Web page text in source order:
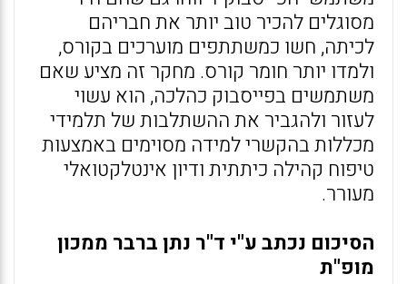
מסוגלים להכיר טוב יותר את חבריהם
לכיתה, חשו כמשתתפים מוערכים בקורס,
ולמדו יותר חומר קורס. מחקר זה מציע שאם
משתמשים בפייסבוק כהלכה, הוא עשוי
לעזור ולהגביר את ההשתלבות של תלמידי
מכללות בהקשרי למידה מסוימים באמצעות
טיפוח קהילה כיתתית ודיון אינטלקטואלי
מעורר.
הסיכום נכתב ע"י ד"ר נתן ברבר ממכון
מופ"ת